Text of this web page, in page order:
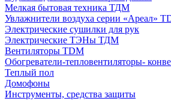
Мелкая бытовая техника ТДМ
Увлажнители воздуха серии «Ареал»
Электрические сушилки для рук
Электрические ТЭНы ТДМ
Вентиляторы TDM
Обогреватели-тепловентиляторы-
Теплый пол
Домофоны
Инструменты, средства защиты